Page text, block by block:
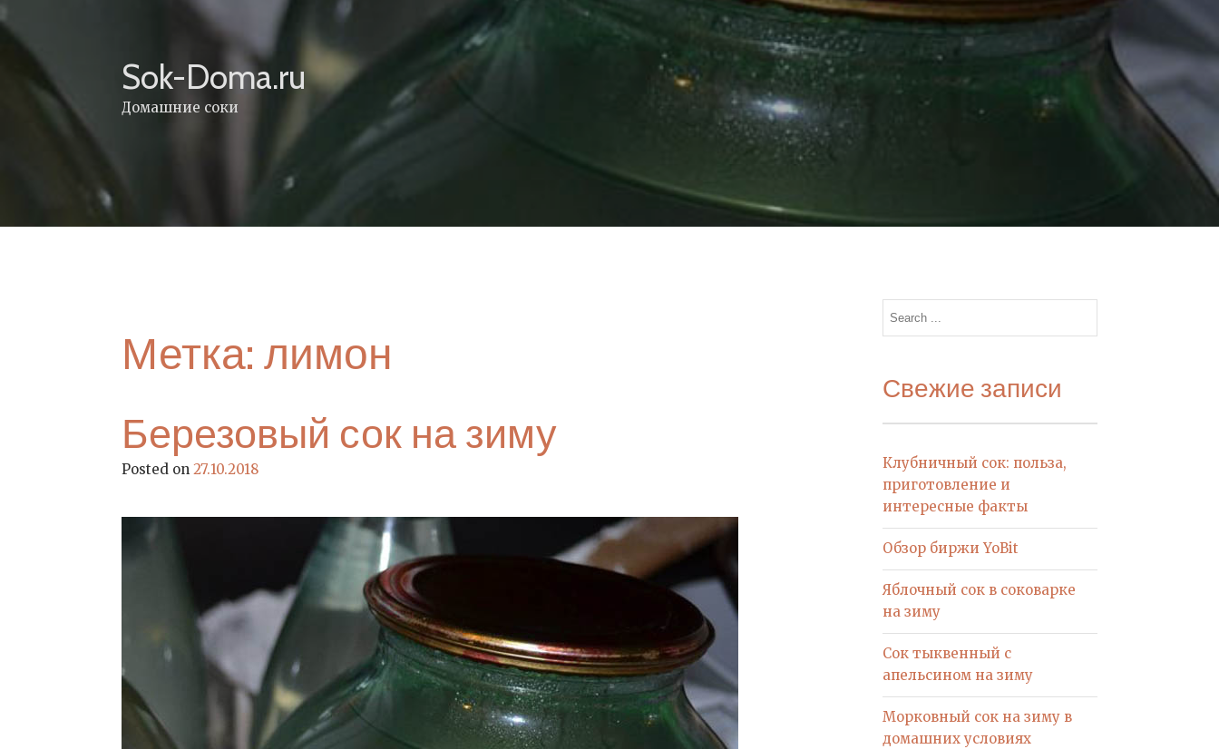
to
content
Sok-Doma.ru
Домашние соки
Метка:лимон
Березовый сок на зиму
Posted on27.10.2018
Search
Свежие записи
Клубничный сок: польза,
приготовление и
интересные факты
Обзор биржи YoBit
Яблочный сок в соковарке
на зиму
Сок тыквенный с
апельсином на зиму
Морковный сок на зиму в
домашних условиях